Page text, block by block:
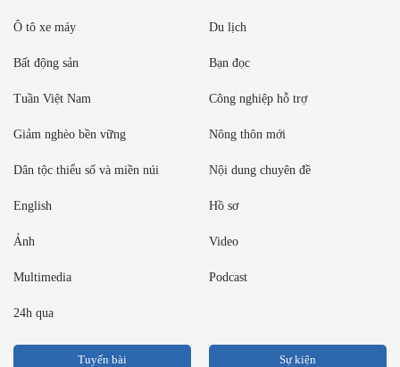
Ô tô xe máy Du lịch
Bất động sản Bạn đọc
Tuần Việt Nam Công nghiệp hỗ trợ
Giảm nghèo bền vững Nông thôn mới
Dân tộc thiểu số và miền núi Nội dung chuyên đề
English Hồ sơ
Ảnh Video
Multimedia Podcast
24h qua
Tuyến bài Sự kiện